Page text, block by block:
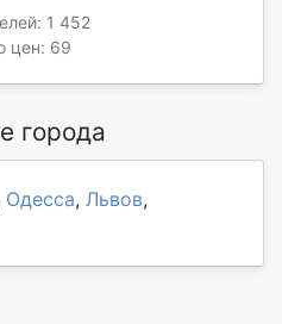
1 452
цен: 69
города
Одесса, Львов,